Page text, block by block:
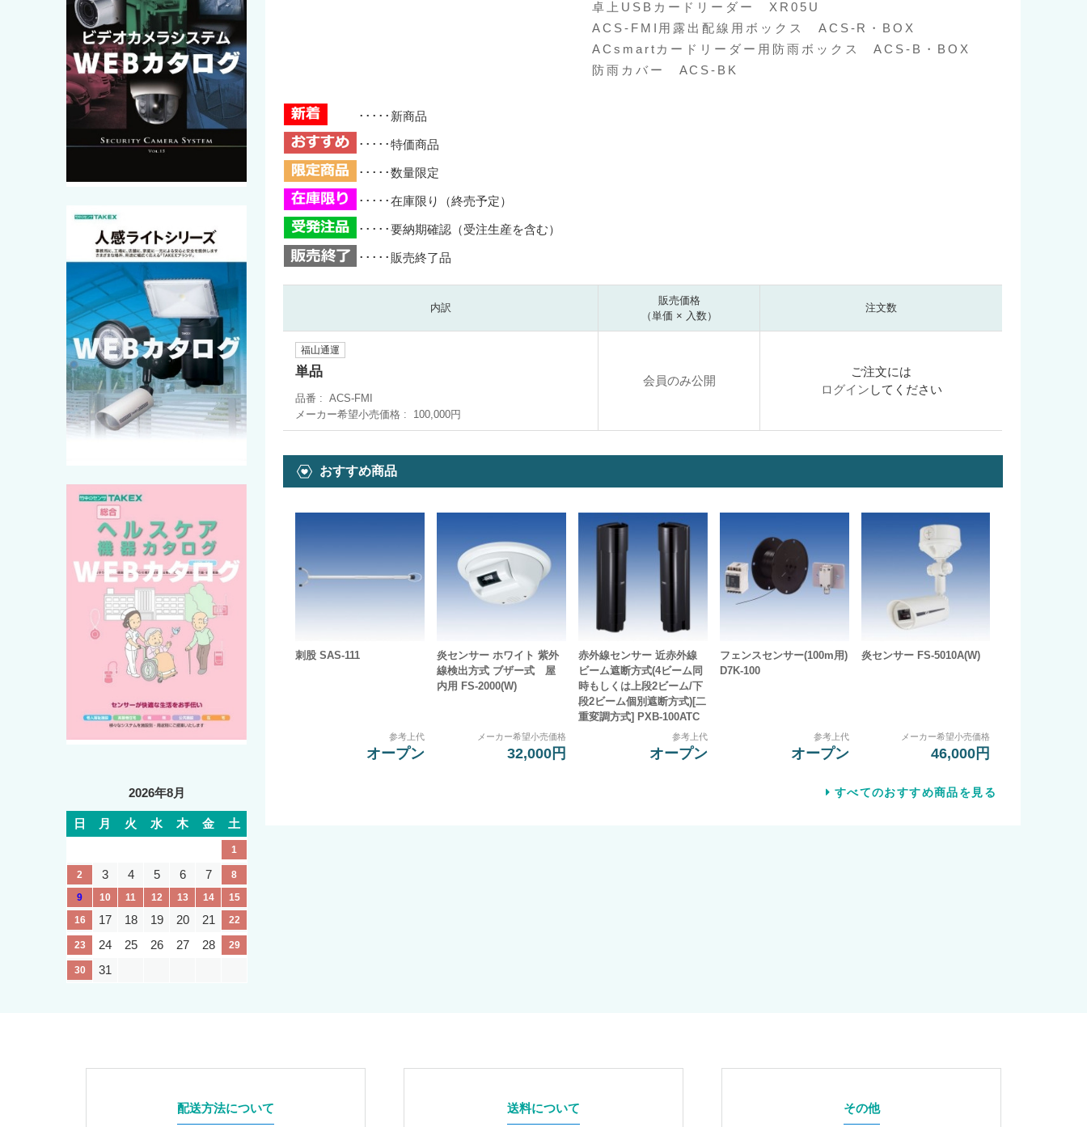
卓上USBカードリーダー XR05U
ACS-FMI用露出配線用ボックス ACS-R・BOX
ACsmartカードリーダー用防雨ボックス ACS-B・BOX
防雨カバー ACS-BK
･････新商品
･････特価商品
･････数量限定
･････在庫限り（終売予定）
･････要納期確認（受注生産を含む）
･････販売終了品
内訳
販売価格
（単価 × 入数）
注文数
福山通運
単品
品番
ACS-FMI
メーカー希望小売価格
100,000円
会員のみ公開
ご注文には
ログイン してください
おすすめ商品
刺股 SAS-111
参考上代
オープン
炎センサー ホワイト 紫外
線検出方式 ブザー式 屋
内用 FS-2000(W)
メーカー希望小売価格
32,000円
赤外線センサー 近赤外線
ビーム遮断方式(4ビーム同
時もしくは上段2ビーム/下
段2ビーム個別遮断方式)[二
重変調方式] PXB-100ATC
参考上代
オープン
フェンスセンサー(100m用)
D7K-100
参考上代
オープン
炎センサー FS-5010A(W)
メーカー希望小売価格
46,000円
すべてのおすすめ商品を見る
2026年8月
日 月 火 水 木 金 土
1
2 3 4 5 6 7
8
9
10 11 12 13 14
15
16
17 18 19 20 21 22
23 24 25 26 27 28 29
30 31
配送方法について 送料について その他